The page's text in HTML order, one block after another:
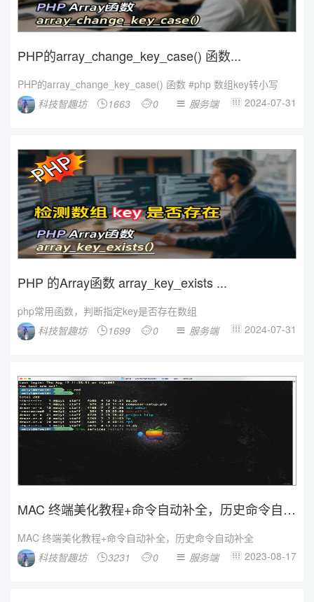
PHP的array_change_key_case() 函数...
PHP的array_change_key_case() 函数 #php 数组key转小写
科技智趣坊
1663 0  服务端  2024-07-31
PHP 的Array函数 array_key_exists ...
php常用函数，判断指定key是否存在数组
科技智趣坊
1699 0  服务端  2024-07-31
MAC 终端美化教程+命令自动补全，历史命令自动
MAC 终端美化教程+命令自动补全，历史命令自动补全
科技智趣坊
3231 0  服务端  2023-08-17